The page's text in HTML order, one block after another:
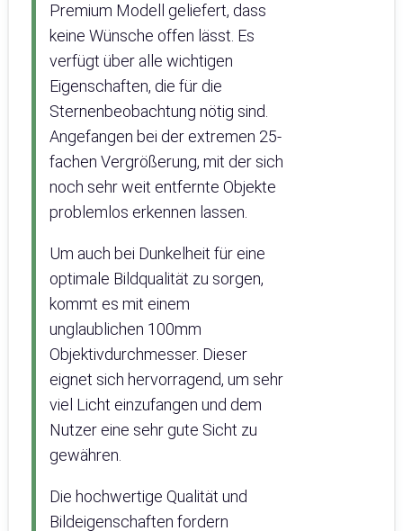
Premium Modell geliefert, dass
keine Wünsche offen lässt. Es
verfügt über alle wichtigen
Eigenschaften, die für die
Sternenbeobachtung nötig sind.
Angefangen bei der extremen 25-
fachen Vergrößerung, mit der sich
noch sehr weit entfernte Objekte
problemlos erkennen lassen.
Um auch bei Dunkelheit für eine
optimale Bildqualität zu sorgen,
kommt es mit einem
unglaublichen 100mm
Objektivdurchmesser. Dieser
eignet sich hervorragend, um sehr
viel Licht einzufangen und dem
Nutzer eine sehr gute Sicht zu
gewähren.
Die hochwertige Qualität und
Bildeigenschaften fordern